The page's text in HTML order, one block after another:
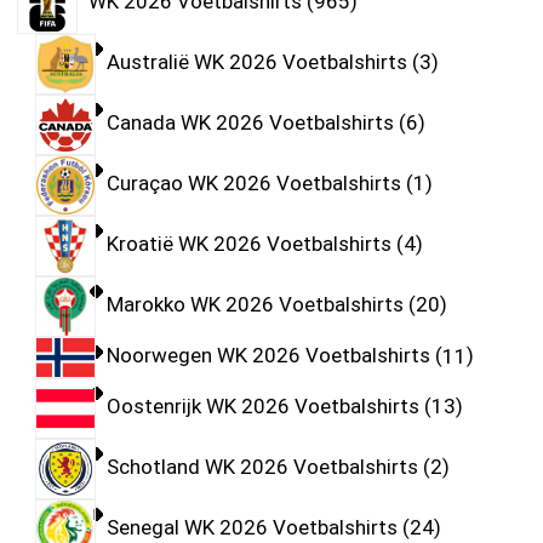
Australië WK 2026 Voetbalshirts 3
Canada WK 2026 Voetbalshirts 6
Curaçao WK 2026 Voetbalshirts 1
Kroatië WK 2026 Voetbalshirts 4
Marokko WK 2026 Voetbalshirts 20
Noorwegen WK 2026 Voetbalshirts 11
Oostenrijk WK 2026 Voetbalshirts 13
Schotland WK 2026 Voetbalshirts 2
Senegal WK 2026 Voetbalshirts 24